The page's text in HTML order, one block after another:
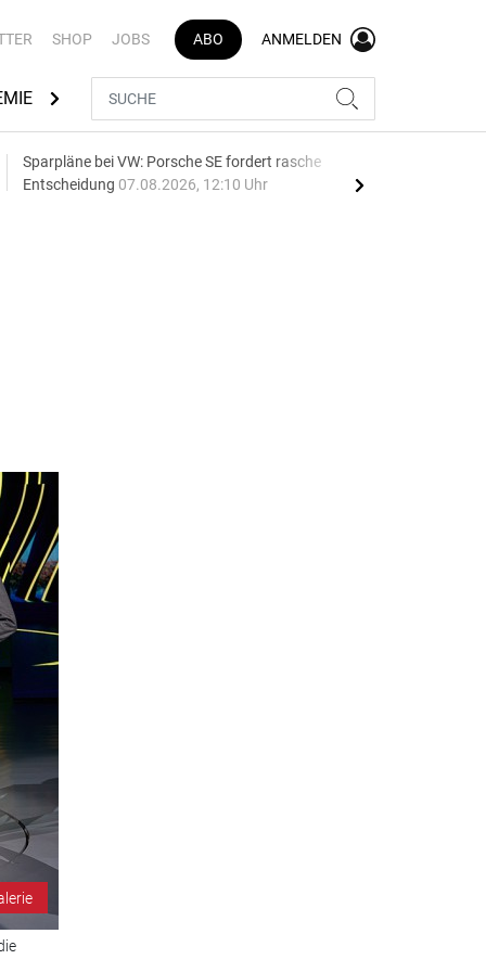
SHOP JOBS ABO ANMELDEN
AUTOMARKEN
Sparpläne bei VW: Porsche SE fordert rasche
Entscheidung 07.08.2026, 12:10 Uhr